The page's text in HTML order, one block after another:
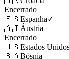
Encerrado
🇪🇸Espanha✓
🇦🇹Áustria
Encerrado
🇺🇸Estados
🇧🇦Bósnia